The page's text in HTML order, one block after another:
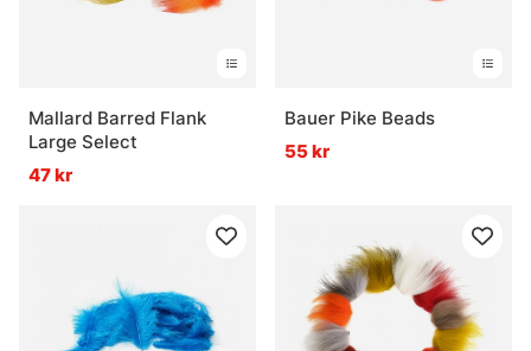
Mallard Barred Flank
Large Select
47 kr
Bauer Pike Beads
55 kr